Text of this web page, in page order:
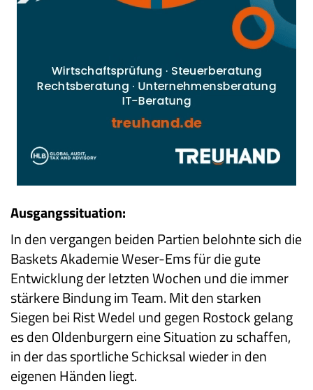
Ausgangssituation:
In den vergangen beiden Partien belohnte sich die
Baskets Akademie Weser-Ems für die gute
Entwicklung der letzten Wochen und die immer
stärkere Bindung im Team. Mit den starken
Siegen bei Rist Wedel und gegen Rostock gelang
es den Oldenburgern eine Situation zu schaffen,
in der das sportliche Schicksal wieder in den
eigenen Händen liegt.